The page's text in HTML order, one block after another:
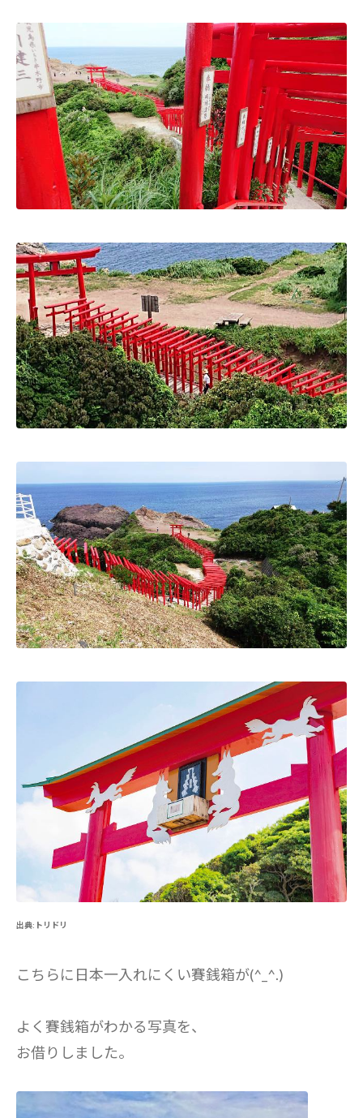
出典:トリドリ
こちらに日本一入れにくい賽銭箱が(^_^.)
よく賽銭箱がわかる写真を、
お借りしました。